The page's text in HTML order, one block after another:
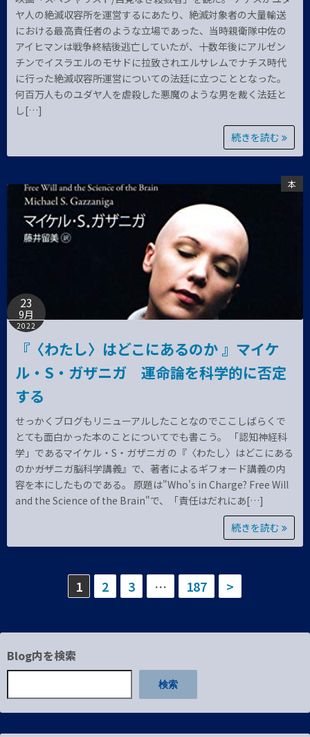
ヤ人の絶滅収容所を運営するにあたり、絶滅対象者の大量輸送
における最高責任者のような立場であった、当時親衛隊中佐の
アイヒマンは戦争終結後逃亡していたが、十数年後にアルゼン
チンでイスラエルのモサドに拉致されエルサレムでナチス時代
に行った絶滅収容所運営についての法廷に立つこととなった。
何百万人ものユダヤ人を虐殺した悪魔のような男を裁く法廷と
し[…]
続きを読む
本
23
9月
2022
『〈わたし〉はどこにあるのか 』マイケ
ル・S・ガザニガ 運命論を科学的に否定
する
せっかくブログもリニューアルしたことなのでここしばらくで
とても面白かった本のことについてでも書こう。 「認知神経科
学」であるマイケル・S・ガザニガ の『〈わたし〉はどこにある
のか――ガザニガ脳科学講義』で、著者によるギフォード講義の内
容を本にしたものである。 原題は"Who's in Charge? Free Will
and the Science of the Brain"で、「責任はだれにあ[…]
続きを読む
ペ
ー
1 2 3 … 187 >
Blog内を検索
検索